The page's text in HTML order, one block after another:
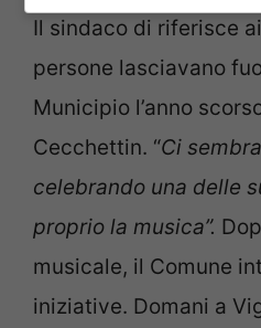
Il sindaco di riferisce
persone lasciavano
Municipio l’anno
Cecchettin. “Ci
celebrando una delle
proprio la musica”.
musicale, il Comune
iniziative. Domani a